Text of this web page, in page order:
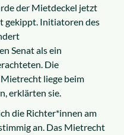
der Mietdeckel jetzt
gekippt. Initiatoren des
Senat als ein
Die
liege beim
erklärten sie.
die Richter*innen am
an. Das Mietrecht